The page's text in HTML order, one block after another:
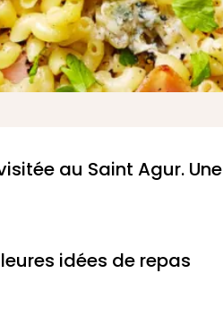
au Saint Agur. Une
idées de repas